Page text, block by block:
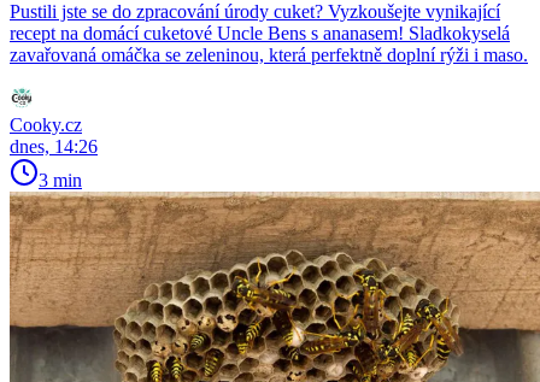
Pustili jste se do zpracování úrody cuket? Vyzkoušejte vynikající
recept na domácí cuketové Uncle Bens s ananasem! Sladkokyselá
zavařovaná omáčka se zeleninou, která perfektně doplní rýži i maso.
Cooky.cz
dnes, 14:26
3 min